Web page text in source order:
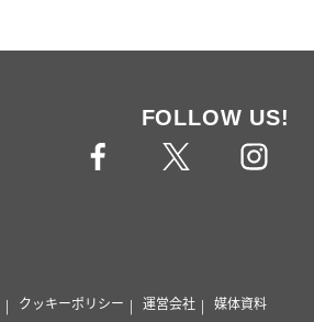
FOLLOW US!
クッキーポリシー 運営会社 媒体資料